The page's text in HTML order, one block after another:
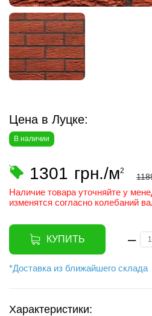
Цена в Луцке:
В наличии
1301 грн./м2
Наличие товара уточняйте у
изменятся согласно колебаний
КУПИТЬ –
*Доставка из ближайшего склада
Характеристики: